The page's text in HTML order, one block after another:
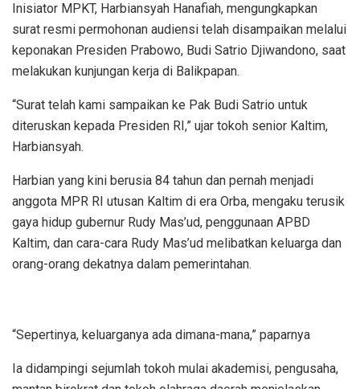
Inisiator MPKT, Harbiansyah Hanafiah, mengungkapkan
surat resmi permohonan audiensi telah disampaikan melalui
keponakan Presiden Prabowo, Budi Satrio Djiwandono, saat
melakukan kunjungan kerja di Balikpapan.
“Surat telah kami sampaikan ke Pak Budi Satrio untuk
diteruskan kepada Presiden RI,” ujar tokoh senior Kaltim,
Harbiansyah.
Harbian yang kini berusia 84 tahun dan pernah menjadi
anggota MPR RI utusan Kaltim di era Orba, mengaku terusik
gaya hidup gubernur Rudy Mas’ud, penggunaan APBD
Kaltim, dan cara-cara Rudy Mas’ud melibatkan keluarga dan
orang-orang dekatnya dalam pemerintahan.
“Sepertinya, keluarganya ada dimana-mana,” paparnya
Ia didampingi sejumlah tokoh mulai akademisi, pengusaha,